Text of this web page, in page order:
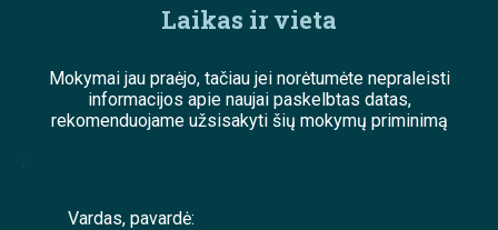
Laikas ir vieta
Mokymai jau praėjo, tačiau jei norėtumėte nepraleisti
informacijos apie naujai paskelbtas datas,
rekomenduojame užsisakyti šių mokymų priminimą
;
Vardas, pavardė: